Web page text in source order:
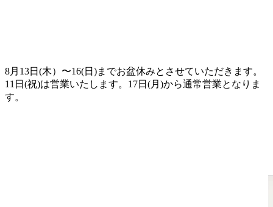
8月13日(木）〜16(日)までお盆休みとさせていただきます。
11日(祝)は営業いたします。17日(月)から通常営業となりま
す。